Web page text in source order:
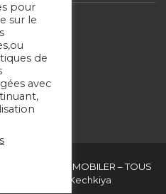
LECHEVIN IMMOBILER – TOUS
Site réalisé par Kechkiya
pour
sur le
de
avec